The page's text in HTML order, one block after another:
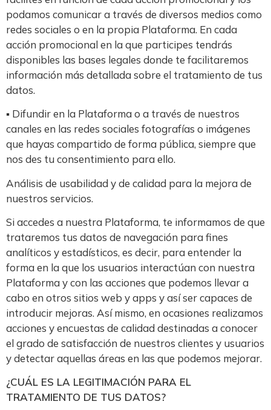
podamos comunicar a través de diversos medios como
redes sociales o en la propia Plataforma. En cada
acción promocional en la que participes tendrás
disponibles las bases legales donde te facilitaremos
información más detallada sobre el tratamiento de tus
datos.
▪ Difundir en la Plataforma o a través de nuestros
canales en las redes sociales fotografías o imágenes
que hayas compartido de forma pública, siempre que
nos des tu consentimiento para ello.
Análisis de usabilidad y de calidad para la mejora de
nuestros servicios.
Si accedes a nuestra Plataforma, te informamos de que
trataremos tus datos de navegación para fines
analíticos y estadísticos, es decir, para entender la
forma en la que los usuarios interactúan con nuestra
Plataforma y con las acciones que podemos llevar a
cabo en otros sitios web y apps y así ser capaces de
introducir mejoras. Así mismo, en ocasiones realizamos
acciones y encuestas de calidad destinadas a conocer
el grado de satisfacción de nuestros clientes y usuarios
y detectar aquellas áreas en las que podemos mejorar.
¿CUÁL ES LA LEGITIMACIÓN PARA EL
TRATAMIENTO DE TUS DATOS?